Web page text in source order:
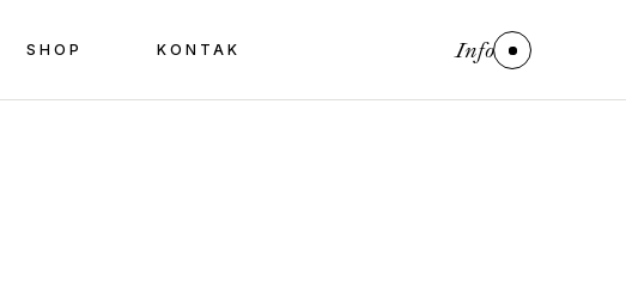
SHOP KONTAK Info